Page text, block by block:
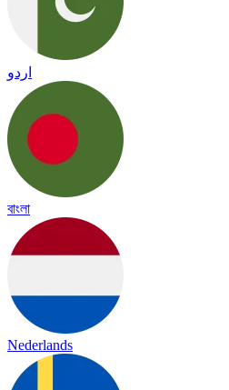
اردو
বাংলা
Nederlands